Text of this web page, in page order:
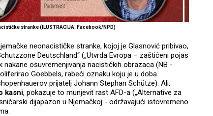
stranke (ILUSTRACIJA: Facebook/NPD)
neonacističke stranke, kojoj je Glasnović pribivao,
Deutschland“ („Utvrda Evropa – zaštićeni pojas
nakane osuvremenjivanja nacističkih obrazaca (NB -
Goebbels, rabeći oznaku koju je u doba
prijatelj Johann Stephan Schütze). Ali,
kasni, pokazuje to munjevit rast AFD-a („Alternative za
dijapazon u Njemačkoj - održavajući istovremeno